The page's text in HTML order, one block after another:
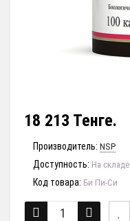
18 213 Тенге.
Производитель: NSP
Доступность: На складе
Код товара: Би Пи-Си